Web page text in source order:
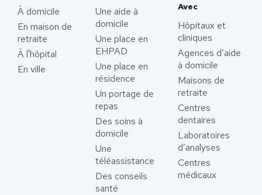
À domicile
En maison de
retraite
À l'hôpital
En ville
Une aide à
domicile
Une place en
EHPAD
Une place en
résidence
Un portage de
repas
Des soins à
domicile
Une
téléassistance
Des conseils
santé
Avec
Hôpitaux et
cliniques
Agences d’aide
à domicile
Maisons de
retraite
Centres
dentaires
Laboratoires
d’analyses
Centres
médicaux